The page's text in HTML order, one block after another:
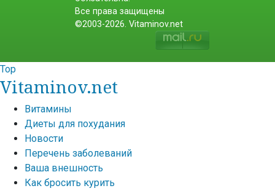
Все права защищены
©2003-2026. Vitaminov.net
Top
Vitaminov.net
Витамины
Диеты для похудания
Новости
Перечень заболеваний
Ваша внешность
Как бросить курить